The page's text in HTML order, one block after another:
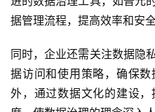
据管理流程，提高效率和安全
同时，企业还需关注数据隐
据访问和使用策略，确保
外，通过数据文化的建设